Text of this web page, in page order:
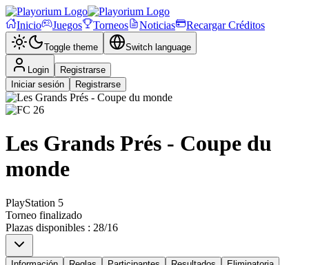
Inicio Juegos Torneos Noticias Recargar Créditos
Toggle theme Switch language
Login
Registrarse
Iniciar sesión
Registrarse
Les Grands Prés - Coupe du
monde
PlayStation 5
Torneo finalizado
Plazas disponibles : 28/16